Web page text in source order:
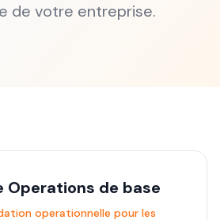
de votre entreprise.
Operations de base
operationnelle pour les